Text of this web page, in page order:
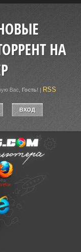
НА
Вас Гость! | RSS
ВХОД